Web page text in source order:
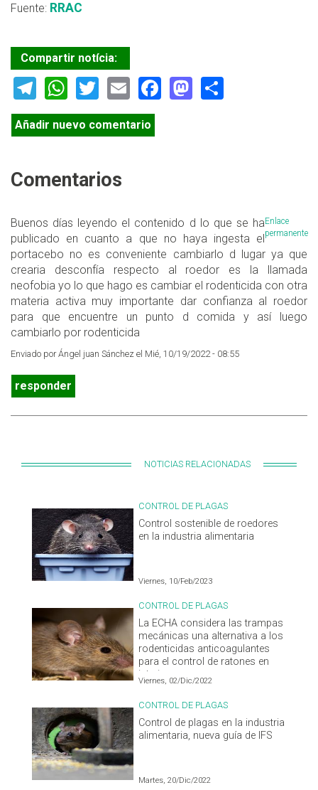
Fuente: RRAC
Compartir notícia:
Telegram
WhatsApp
TwitterEmailFacebook
Mastodon
Añadir nuevo comentario
Comentarios
Enlace
permanente
Buenos días leyendo el contenido d lo que se ha
publicado en cuanto a que no haya ingesta el
portacebo no es conveniente cambiarlo d lugar ya que
crearia desconfía respecto al roedor es la llamada
neofobia yo lo que hago es cambiar el rodenticida con otra
materia activa muy importante dar confianza al roedor
para que encuentre un punto d comida y así luego
cambiarlo por rodenticida
Enviado por Ángel juan Sánchez el Mié, 10/19/2022 - 08:55
responder
NOTICIAS RELACIONADAS
CONTROL DE PLAGAS
Control sostenible de roedores
en la industria alimentaria
Viernes, 10/Feb/2023
CONTROL DE PLAGAS
La ECHA considera las trampas
mecánicas una alternativa a los
rodenticidas anticoagulantes
para el control de ratones en
interiores
Viernes, 02/Dic/2022
CONTROL DE PLAGAS
Control de plagas en la industria
alimentaria, nueva guía de IFS
Martes, 20/Dic/2022